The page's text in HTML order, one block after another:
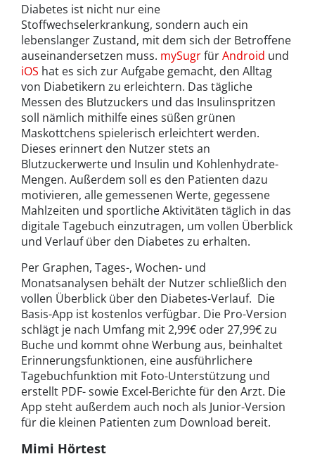
Diabetes ist nicht nur eine
Stoffwechselerkrankung, sondern auch ein
lebenslanger Zustand, mit dem sich der Betroffene
auseinandersetzen muss. mySugrfürAndroid und
iOS hat es sich zur Aufgabe gemacht, den Alltag
von Diabetikern zu erleichtern. Das tägliche
Messen des Blutzuckers und das Insulinspritzen
soll nämlich mithilfe eines süßen grünen
Maskottchens spielerisch erleichtert werden.
Dieses erinnert den Nutzer stets an
Blutzuckerwerte und Insulin und Kohlenhydrate-
Mengen. Außerdem soll es den Patienten dazu
motivieren, alle gemessenen Werte, gegessene
Mahlzeiten und sportliche Aktivitäten täglich in das
digitale Tagebuch einzutragen, um vollen Überblick
und Verlauf über den Diabetes zu erhalten.
Per Graphen, Tages-, Wochen- und
Monatsanalysen behält der Nutzer schließlich den
vollen Überblick über den Diabetes-Verlauf. Die
Basis-App ist kostenlos verfügbar. Die Pro-Version
schlägt je nach Umfang mit 2,99€ oder 27,99€ zu
Buche und kommt ohne Werbung aus, beinhaltet
Erinnerungsfunktionen, eine ausführlichere
Tagebuchfunktion mit Foto-Unterstützung und
erstellt PDF- sowie Excel-Berichte für den Arzt. Die
App steht außerdem auch noch als Junior-Version
für die kleinen Patienten zum Download bereit.
Mimi Hörtest